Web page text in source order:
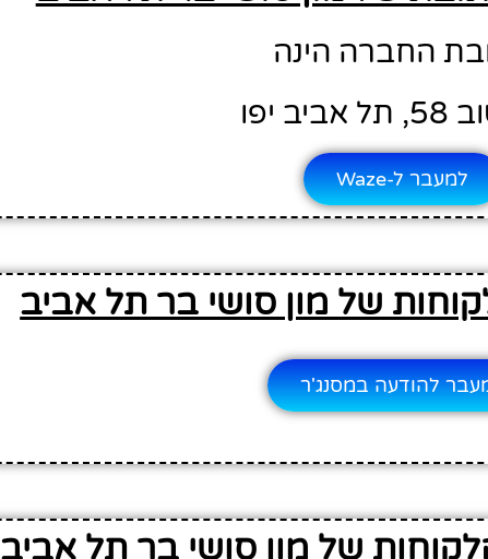
החברה הינה
יפו
למעבר ל-Waze
של מון סושי בר תל אביב
להודעה במסנג'ר
של מון סושי בר תל אביב